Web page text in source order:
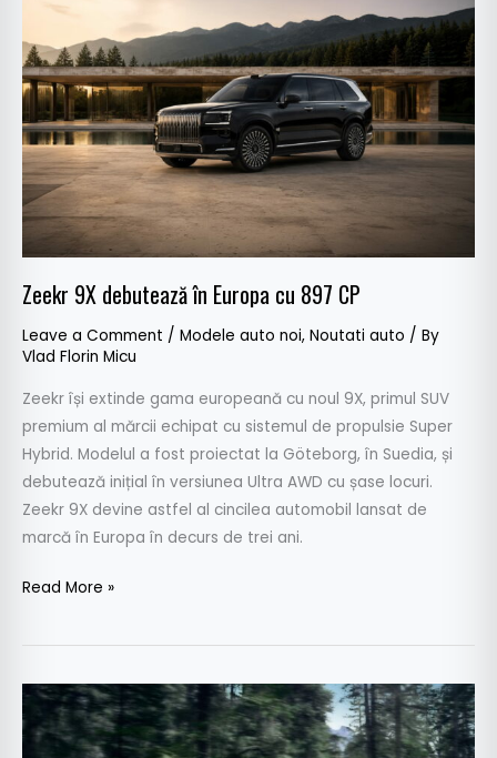
Zeekr 9X debutează în Europa cu 897 CP
Leave a Comment / Modele auto noi, Noutati auto / By
Vlad Florin Micu
Zeekr își extinde gama europeană cu noul 9X, primul SUV
premium al mărcii echipat cu sistemul de propulsie Super
Hybrid. Modelul a fost proiectat la Göteborg, în Suedia, și
debutează inițial în versiunea Ultra AWD cu șase locuri.
Zeekr 9X devine astfel al cincilea automobil lansat de
marcă în Europa în decurs de trei ani.
Europa
cu
897
CP
Read More »
JAECOO
5